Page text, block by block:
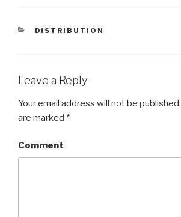
CATEGORIES
DISTRIBUTION
Leave a Reply
Your email address will not be published.
are marked *
Comment